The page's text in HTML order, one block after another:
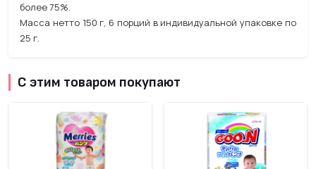
более 75%.
Масса нетто 150 г, 6 порций в индивидуальной упаковке по
25 г.
С этим товаром покупают